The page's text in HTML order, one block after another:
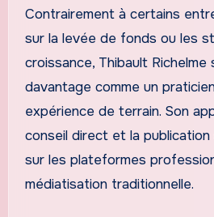
Contrairement à certains
sur la levée de fonds ou les
croissance, Thibault Richelme
davantage comme un
expérience de terrain. Son
conseil direct et la
sur les plateformes
médiatisation traditionnelle.